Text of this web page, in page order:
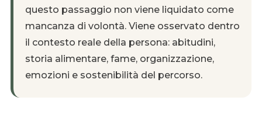
questo passaggio non viene liquidato come
mancanza di volontà. Viene osservato dentro
il contesto reale della persona: abitudini,
storia alimentare, fame, organizzazione,
emozioni e sostenibilità del percorso.